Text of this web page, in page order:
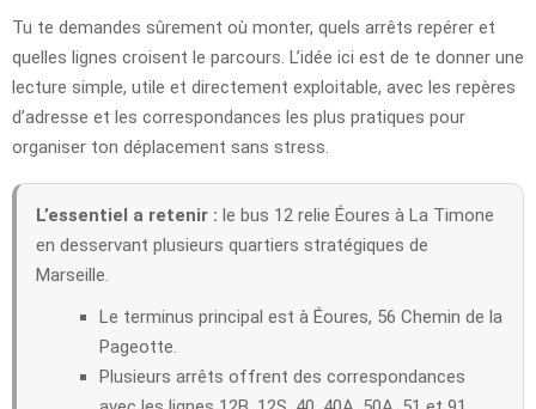
Tu te demandes sûrement où monter, quels arrêts repérer et
quelles lignes croisent le parcours. L’idée ici est de te donner une
lecture simple, utile et directement exploitable, avec les repères
d’adresse et les correspondances les plus pratiques pour
organiser ton déplacement sans stress.
L’essentiel a retenir : le bus 12 relie Éoures à La Timone
en desservant plusieurs quartiers stratégiques de
Marseille.
Le terminus principal est à Éoures, 56 Chemin de la
Pageotte.
Plusieurs arrêts offrent des correspondances